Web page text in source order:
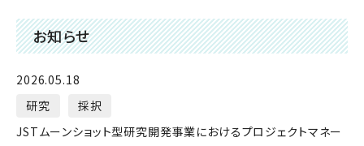
お知らせ
2026.05.18
研究
採択
JSTムーンショット型研究開発事業におけるプロジェクトマネー